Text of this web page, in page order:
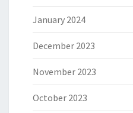
January 2024
December 2023
November 2023
October 2023